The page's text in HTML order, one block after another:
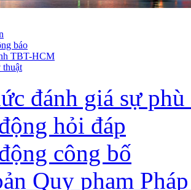
báo
TBT-HCM
thuật
đánh giá sự
hỏi đáp
công bố
Quy phạm